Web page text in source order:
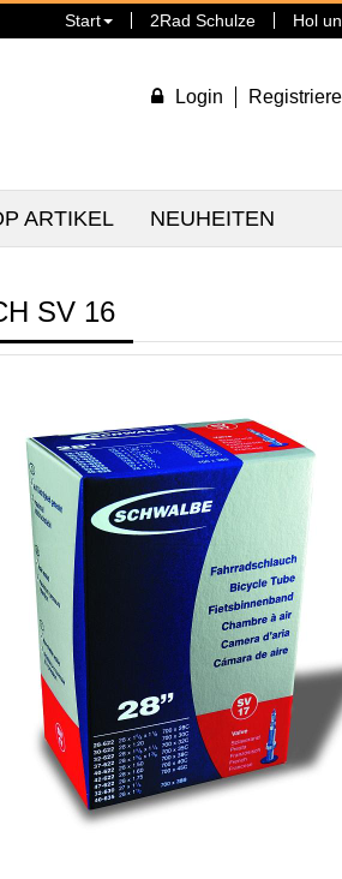
Start 2Rad Schulze Hol
Login
ARTIKEL NEUHEITEN
SV 16